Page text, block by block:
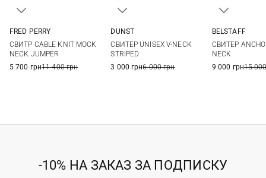
FRED PERRY
СВИТР CABLE KNIT MOCK
NECK JUMPER
5 700 грн11 400 грн
DUNST
СВИТЕР UNISEX V-NECK
STRIPED
3 000 грн6 000 грн
BELSTAFF
СВИТЕР
NECK
9 000 грн15
-10% НА ЗАКАЗ ЗА ПОДПИСКУ